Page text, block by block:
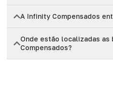
A Infinity Compensados
Onde estão localizadas
Compensados?